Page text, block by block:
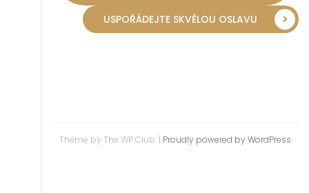
USPOŘÁDEJTE SKVĚLOU OSLAVU
Theme by The WP Club. | Proudly powered by WordPress